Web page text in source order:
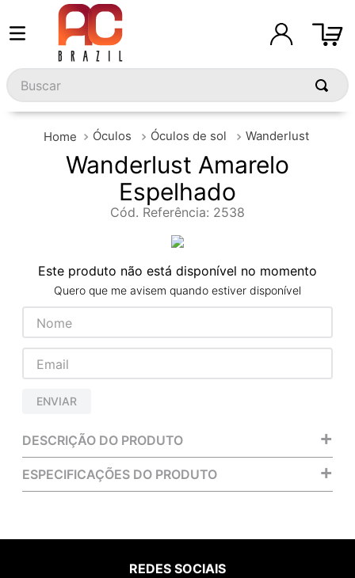
Buscar
Óculos Óculos de sol Wanderlust
Wanderlust Amarelo
Espelhado
Cód. Referência: 2538
Este produto não está disponível no momento
Quero que me avisem quando estiver disponível
ENVIAR
DESCRIÇÃO DO PRODUTO +
ESPECIFICAÇÕES DO PRODUTO +
REDES SOCIAIS